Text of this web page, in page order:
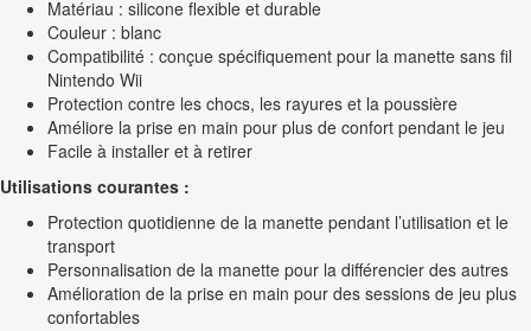
Matériau : silicone flexible et durable
Couleur : blanc
Compatibilité : conçue spécifiquement pour la manette sans fil
Nintendo Wii
Protection contre les chocs, les rayures et la poussière
Améliore la prise en main pour plus de confort pendant le jeu
Facile à installer et à retirer
Utilisations courantes :
Protection quotidienne de la manette pendant l’utilisation et le
transport
Personnalisation de la manette pour la différencier des autres
Amélioration de la prise en main pour des sessions de jeu plus
confortables